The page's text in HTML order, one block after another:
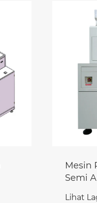
Mesin
Semi
Lihat